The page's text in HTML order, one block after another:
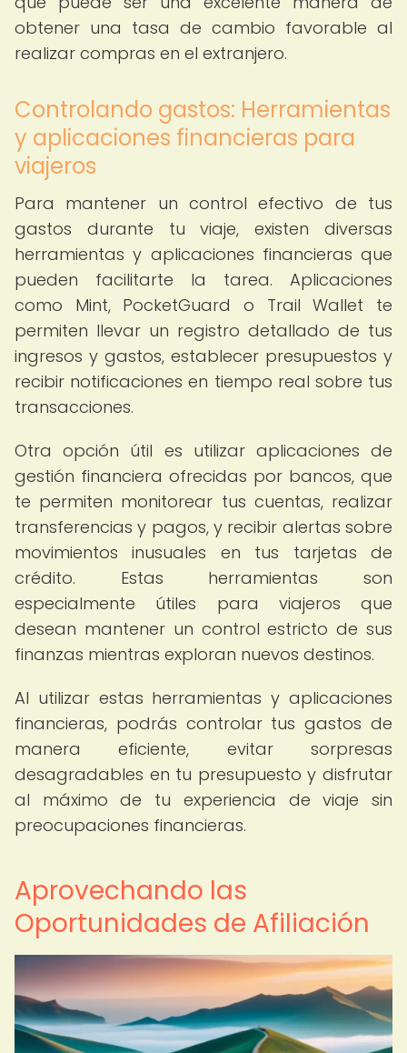
obtener una tasa de cambio favorable al
realizar compras en el extranjero.
Controlando gastos: Herramientas
y aplicaciones financieras para
viajeros
Para mantener un control efectivo de tus
gastos durante tu viaje, existen diversas
herramientas y aplicaciones financieras que
pueden facilitarte la tarea. Aplicaciones
como Mint, PocketGuard o Trail Wallet te
permiten llevar un registro detallado de tus
ingresos y gastos, establecer presupuestos y
recibir notificaciones en tiempo real sobre tus
transacciones.
Otra opción útil es utilizar aplicaciones de
gestión financiera ofrecidas por bancos, que
te permiten monitorear tus cuentas, realizar
transferencias y pagos, y recibir alertas sobre
movimientos inusuales en tus tarjetas de
crédito. Estas herramientas son
especialmente útiles para viajeros que
desean mantener un control estricto de sus
finanzas mientras exploran nuevos destinos.
Al utilizar estas herramientas y aplicaciones
financieras, podrás controlar tus gastos de
manera eficiente, evitar sorpresas
desagradables en tu presupuesto y disfrutar
al máximo de tu experiencia de viaje sin
preocupaciones financieras.
Aprovechando las
Oportunidades de Afiliación